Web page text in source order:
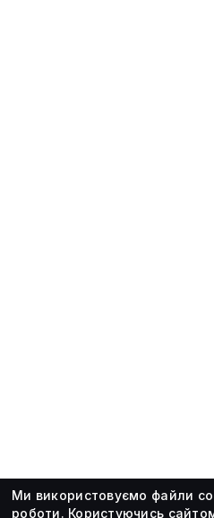
Ми використовуємо файли
роботи. Користуючись